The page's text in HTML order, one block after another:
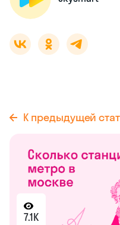
К предыдущей
7.1K